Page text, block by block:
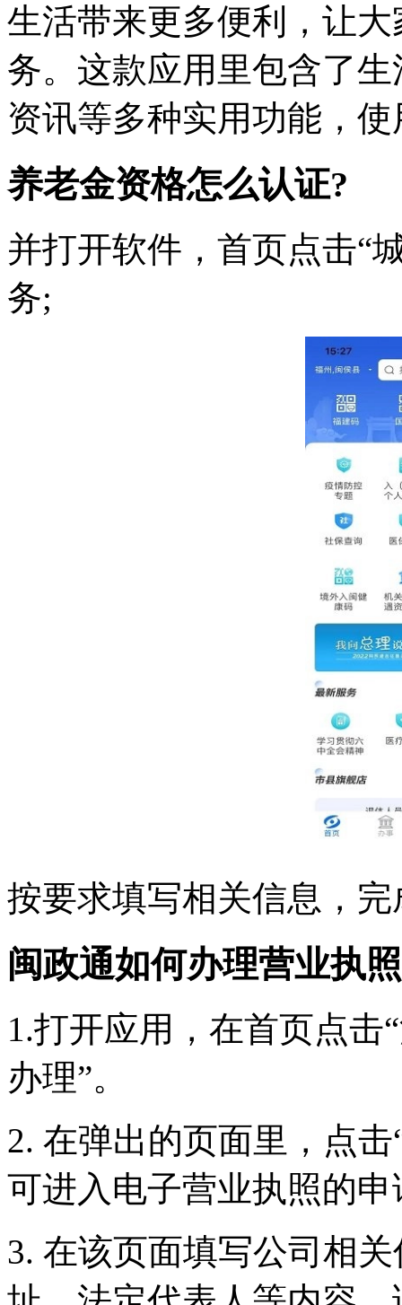
生活带来更多便利，让
务。这款应用里包含了
资讯等多种实用功能，
养老金资格怎么认证?
并打开软件，首页点击“
务;
按要求填写相关信息，
闽政通如何办理营业执
1.打开应用，在首页点击
办理”。
2. 在弹出的页面里，点
可进入电子营业执照的
3. 在该页面填写公司相